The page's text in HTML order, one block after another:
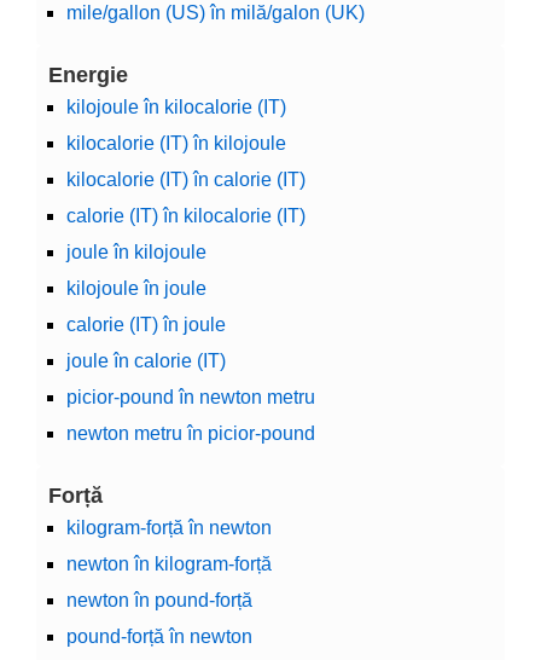
mile/gallon (US) în milă/galon (UK)
Energie
kilojoule în kilocalorie (IT)
kilocalorie (IT) în kilojoule
kilocalorie (IT) în calorie (IT)
calorie (IT) în kilocalorie (IT)
joule în kilojoule
kilojoule în joule
calorie (IT) în joule
joule în calorie (IT)
picior-pound în newton metru
newton metru în picior-pound
Forță
kilogram-forță în newton
newton în kilogram-forță
newton în pound-forță
pound-forță în newton